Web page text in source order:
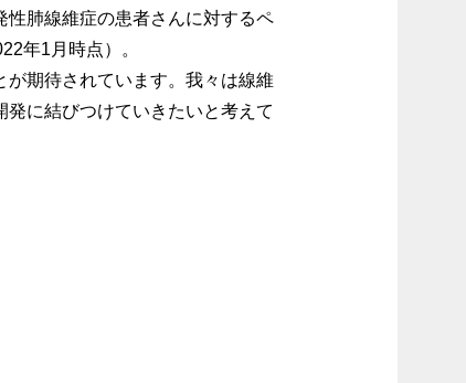
肺線維症の患者さんに対するペ
年1月時点）。
期待されています。我々は線維
に結びつけていきたいと考えて